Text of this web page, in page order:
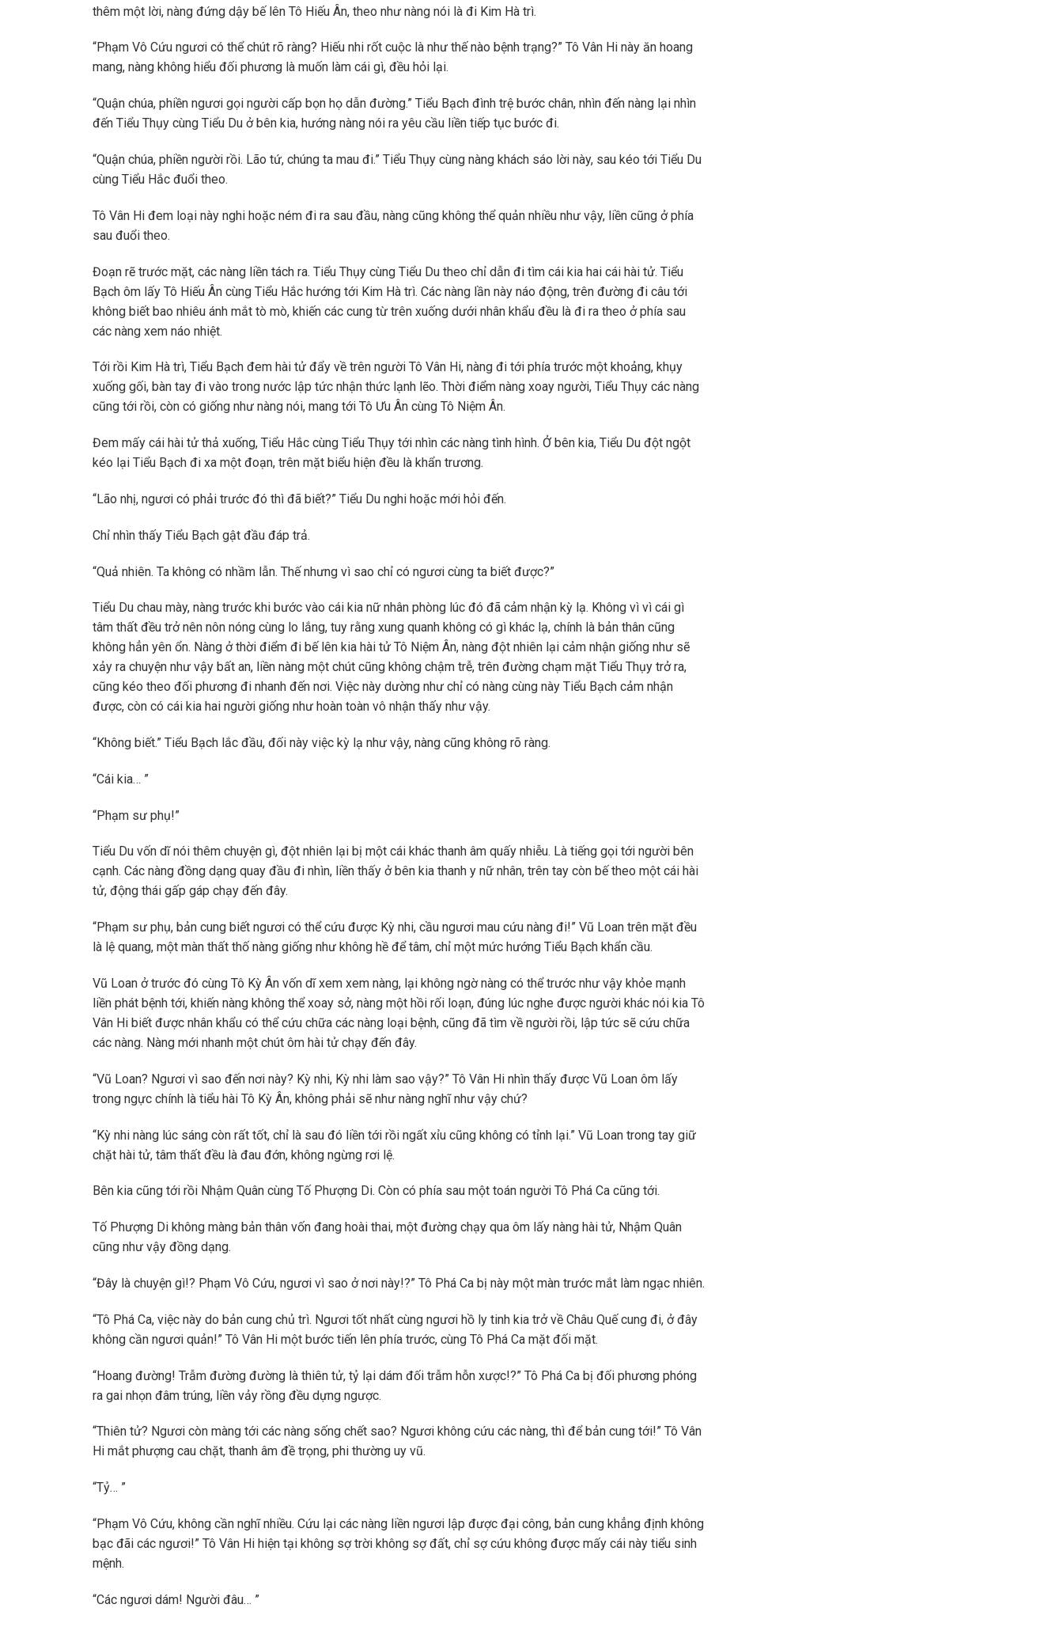
thêm một lời, nàng đứng dậy bế lên Tô Hiếu Ân, theo như nàng nói là đi Kim Hà trì.
“Phạm Vô Cứu ngươi có thể chút rõ ràng? Hiếu nhi rốt cuộc là như thế nào bệnh trạng?” Tô Vân Hi này ăn hoang
mang, nàng không hiểu đối phương là muốn làm cái gì, đều hỏi lại.
“Quận chúa, phiền ngươi gọi người cấp bọn họ dẫn đường.” Tiểu Bạch đình trệ bước chân, nhìn đến nàng lại nhìn
đến Tiểu Thụy cùng Tiểu Du ở bên kia, hướng nàng nói ra yêu cầu liền tiếp tục bước đi.
“Quận chúa, phiền người rồi. Lão tứ, chúng ta mau đi.” Tiểu Thụy cùng nàng khách sáo lời này, sau kéo tới Tiểu Du
cùng Tiểu Hắc đuổi theo.
Tô Vân Hi đem loại này nghi hoặc ném đi ra sau đầu, nàng cũng không thể quản nhiều như vậy, liền cũng ở phía
sau đuổi theo.
Đoạn rẽ trước mặt, các nàng liền tách ra. Tiểu Thụy cùng Tiểu Du theo chỉ dẫn đi tìm cái kia hai cái hài tử. Tiểu
Bạch ôm lấy Tô Hiếu Ân cùng Tiểu Hắc hướng tới Kim Hà trì. Các nàng lần này náo động, trên đường đi câu tới
không biết bao nhiêu ánh mắt tò mò, khiến các cung từ trên xuống dưới nhân khẩu đều là đi ra theo ở phía sau
các nàng xem náo nhiệt.
Tới rồi Kim Hà trì, Tiểu Bạch đem hài tử đẩy về trên người Tô Vân Hi, nàng đi tới phía trước một khoảng, khụy
xuống gối, bàn tay đi vào trong nước lập tức nhận thức lạnh lẽo. Thời điểm nàng xoay người, Tiểu Thụy các nàng
cũng tới rồi, còn có giống như nàng nói, mang tới Tô Ưu Ân cùng Tô Niệm Ân.
Đem mấy cái hài tử thả xuống, Tiểu Hắc cùng Tiểu Thụy tới nhìn các nàng tình hình. Ở bên kia, Tiểu Du đột ngột
kéo lại Tiểu Bạch đi xa một đoạn, trên mặt biểu hiện đều là khẩn trương.
“Lão nhị, ngươi có phải trước đó thì đã biết?” Tiểu Du nghi hoặc mới hỏi đến.
Chỉ nhìn thấy Tiểu Bạch gật đầu đáp trả.
“Quả nhiên. Ta không có nhầm lẫn. Thế nhưng vì sao chỉ có ngươi cùng ta biết được?”
Tiểu Du chau mày, nàng trước khi bước vào cái kia nữ nhân phòng lúc đó đã cảm nhận kỳ lạ. Không vì vì cái gì
tâm thất đều trở nên nôn nóng cùng lo lắng, tuy rằng xung quanh không có gì khác lạ, chính là bản thân cũng
không hẳn yên ổn. Nàng ở thời điểm đi bế lên kia hài tử Tô Niệm Ân, nàng đột nhiên lại cảm nhận giống như sẽ
xảy ra chuyện như vậy bất an, liền nàng một chút cũng không chậm trễ, trên đường chạm mặt Tiểu Thụy trở ra,
cũng kéo theo đối phương đi nhanh đến nơi. Việc này dường như chỉ có nàng cùng này Tiểu Bạch cảm nhận
được, còn có cái kia hai người giống như hoàn toàn vô nhận thấy như vậy.
“Không biết.” Tiểu Bạch lắc đầu, đối này việc kỳ lạ như vậy, nàng cũng không rõ ràng.
“Cái kia… ”
“Phạm sư phụ!”
Tiểu Du vốn dĩ nói thêm chuyện gì, đột nhiên lại bị một cái khác thanh âm quấy nhiễu. Là tiếng gọi tới người bên
cạnh. Các nàng đồng dạng quay đầu đi nhìn, liền thấy ở bên kia thanh y nữ nhân, trên tay còn bế theo một cái hài
tử, động thái gấp gáp chạy đến đây.
“Phạm sư phụ, bản cung biết ngươi có thể cứu được Kỳ nhi, cầu ngươi mau cứu nàng đi!” Vũ Loan trên mặt đều
là lệ quang, một màn thất thố nàng giống như không hề để tâm, chỉ một mức hướng Tiểu Bạch khẩn cầu.
Vũ Loan ở trước đó cùng Tô Kỳ Ân vốn dĩ xem xem nàng, lại không ngờ nàng có thể trước như vậy khỏe mạnh
liền phát bệnh tới, khiến nàng không thể xoay sở, nàng một hồi rối loạn, đúng lúc nghe được người khác nói kia Tô
Vân Hi biết được nhân khẩu có thể cứu chữa các nàng loại bệnh, cũng đã tìm về người rồi, lập tức sẽ cứu chữa
các nàng. Nàng mới nhanh một chút ôm hài tử chạy đến đây.
“Vũ Loan? Ngươi vì sao đến nơi này? Kỳ nhi, Kỳ nhi làm sao vậy?” Tô Vân Hi nhìn thấy được Vũ Loan ôm lấy
trong ngực chính là tiểu hài Tô Kỳ Ân, không phải sẽ như nàng nghĩ như vậy chứ?
“Kỳ nhi nàng lúc sáng còn rất tốt, chỉ là sau đó liền tới rồi ngất xỉu cũng không có tỉnh lại.” Vũ Loan trong tay giữ
chặt hài tử, tâm thất đều là đau đớn, không ngừng rơi lệ.
Bên kia cũng tới rồi Nhậm Quân cùng Tố Phượng Di. Còn có phía sau một toán người Tô Phá Ca cũng tới.
Tố Phượng Di không màng bản thân vốn đang hoài thai, một đường chạy qua ôm lấy nàng hài tử, Nhậm Quân
cũng như vậy đồng dạng.
“Đây là chuyện gì!? Phạm Vô Cứu, ngươi vì sao ở nơi này!?” Tô Phá Ca bị này một màn trước mắt làm ngạc nhiên.
“Tô Phá Ca, việc này do bản cung chủ trì. Ngươi tốt nhất cùng ngươi hồ ly tinh kia trở về Châu Quế cung đi, ở đây
không cần ngươi quản!” Tô Vân Hi một bước tiến lên phía trước, cùng Tô Phá Ca mặt đối mặt.
“Hoang đường! Trẫm đường đường là thiên tử, tỷ lại dám đối trẫm hỗn xược!?” Tô Phá Ca bị đối phương phóng
ra gai nhọn đâm trúng, liền vảy rồng đều dựng ngược.
“Thiên tử? Ngươi còn màng tới các nàng sống chết sao? Ngươi không cứu các nàng, thì để bản cung tới!” Tô Vân
Hi mắt phượng cau chặt, thanh âm đề trọng, phi thường uy vũ.
“Tỷ… ”
“Phạm Vô Cứu, không cần nghĩ nhiều. Cứu lại các nàng liền ngươi lập được đại công, bản cung khẳng định không
bạc đãi các ngươi!” Tô Vân Hi hiện tại không sợ trời không sợ đất, chỉ sợ cứu không được mấy cái này tiểu sinh
mệnh.
“Các ngươi dám! Người đâu… ”